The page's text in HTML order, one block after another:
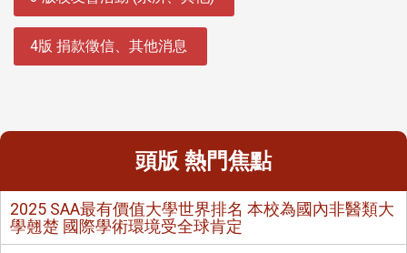
4版 捐款徵信、其他消息
頭版 熱門焦點
2025 SAA最有價值大學世界排名 本校為國內非醫類大
學翹楚 國際學術環境受全球肯定